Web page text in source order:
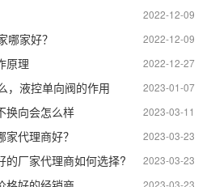
2022-12-09
2022-12-09
哪家好？
2022-12-27
原理
2023-01-07
，液控单向阀的作用
2023-03-11
换向会怎么样
2023-03-23
代理商好？
2023-03-23
的厂家代理商如何选择?